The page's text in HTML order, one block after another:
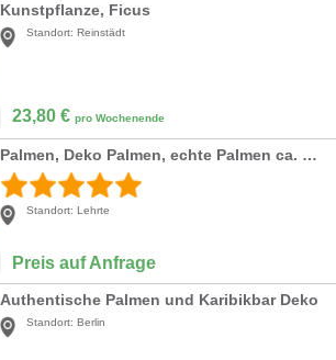
Kunstpflanze, Ficus
Standort: Reinstädt
23,80 € pro Wochenende
Palmen, Deko Palmen, echte Palmen ca. 2 -3 m groß
Standort: Lehrte
Preis auf Anfrage
Authentische Palmen und Karibikbar Deko
Standort: Berlin